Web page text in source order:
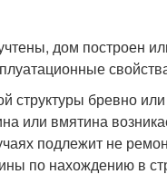
дом построен
структуры бревно
или вмятина
подлежит не
по нахождению в